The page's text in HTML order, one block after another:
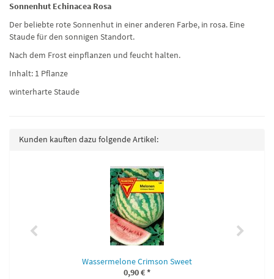
Sonnenhut Echinacea Rosa
Der beliebte rote Sonnenhut in einer anderen Farbe, in rosa. Eine
Staude für den sonnigen Standort.
Nach dem Frost einpflanzen und feucht halten.
Inhalt: 1 Pflanze
winterharte Staude
Kunden kauften dazu folgende Artikel:
Wassermelone Crimson Sweet
0,90 €*